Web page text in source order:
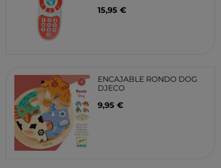
15,95 €
ENCAJABLE RONDO DOG
DJECO
9,95 €